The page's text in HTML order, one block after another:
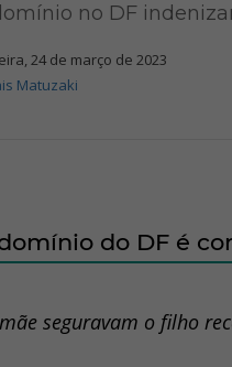
no DF
24 de março de 2023
Matuzaki
do DF é
seguravam o filho